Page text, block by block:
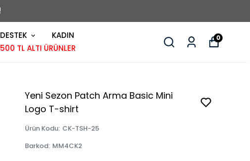
DESTEK
KADIN
500 TL ALTI ÜRÜNLER
0
Yeni Sezon Patch Arma Basic Mini
Logo T-shirt
Ürün Kodu: CK-TSH-25
Barkod: MM4CK2